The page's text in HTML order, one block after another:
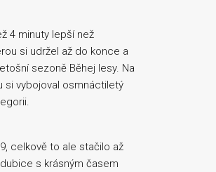
4 minuty lepší než
si udržel až do konce a
sezoně Běhej lesy. Na
si vybojoval osmnáctiletý
celkově to ale stačilo až
s krásným časem